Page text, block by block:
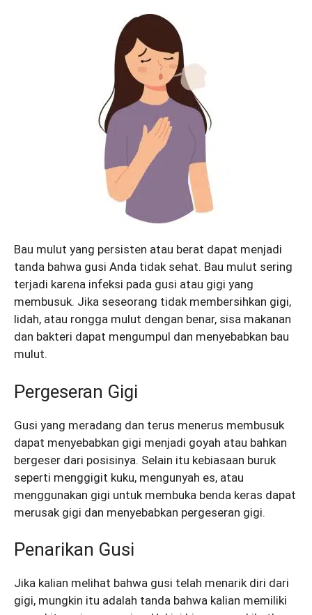
Bau mulut yang persisten atau berat dapat menjadi
tanda bahwa gusi Anda tidak sehat. Bau mulut sering
terjadi karena infeksi pada gusi atau gigi yang
membusuk. Jika seseorang tidak membersihkan gigi,
lidah, atau rongga mulut dengan benar, sisa makanan
dan bakteri dapat mengumpul dan menyebabkan bau
mulut.
Pergeseran Gigi
Gusi yang meradang dan terus menerus membusuk
dapat menyebabkan gigi menjadi goyah atau bahkan
bergeser dari posisinya. Selain itu kebiasaan buruk
seperti menggigit kuku, mengunyah es, atau
menggunakan gigi untuk membuka benda keras dapat
merusak gigi dan menyebabkan pergeseran gigi.
Penarikan Gusi
Jika kalian melihat bahwa gusi telah menarik diri dari
gigi, mungkin itu adalah tanda bahwa kalian memiliki